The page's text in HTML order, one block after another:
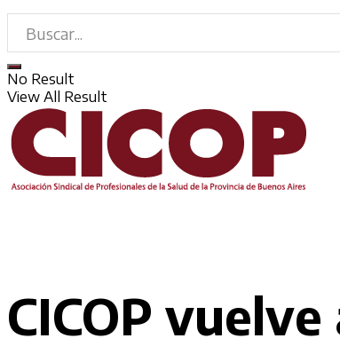
No Result
View All Result
CICOP